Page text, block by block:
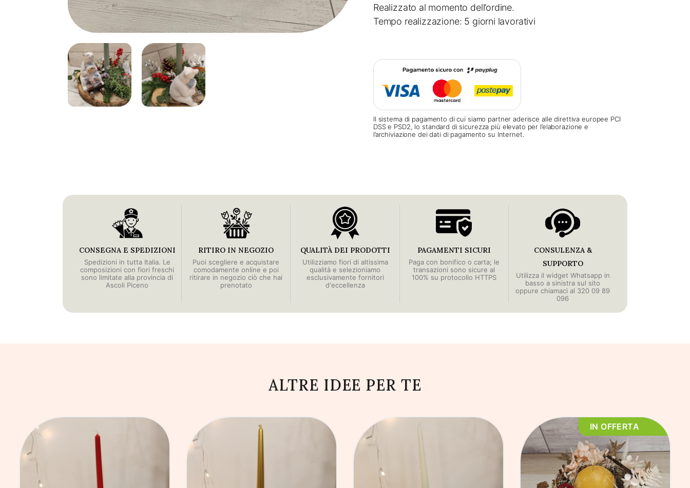
Realizzato al momento dell’ordine.
Tempo realizzazione: 5 giorni lavorativi
Il sistema di pagamento di cui siamo partner aderisce alle direttiva europee PCI
DSS e PSD2, lo standard di sicurezza più elevato per l’elaborazione e
l’archiviazione dei dati di pagamento su Internet.
CONSEGNA E SPEDIZIONI
Spedizioni in tutta Italia. Le
composizioni con fiori freschi
sono limitate alla provincia di
Ascoli Piceno
RITIRO IN NEGOZIO
Puoi scegliere e acquistare
comodamente online e poi
ritirare in negozio ciò che hai
prenotato
QUALITÀ DEI PRODOTTI
Utilizziamo fiori di altissima
qualità e selezioniamo
esclusivamente fornitori
d'eccellenza
PAGAMENTI SICURI
Paga con bonifico o carta; le
transazioni sono sicure al
100% su protocollo HTTPS
CONSULENZA &
SUPPORTO
Utilizza il widget Whatsapp in
basso a sinistra sul sito
oppure chiamaci al 320 09 89
096
ALTRE IDEE PER TE
IN OFFERTA